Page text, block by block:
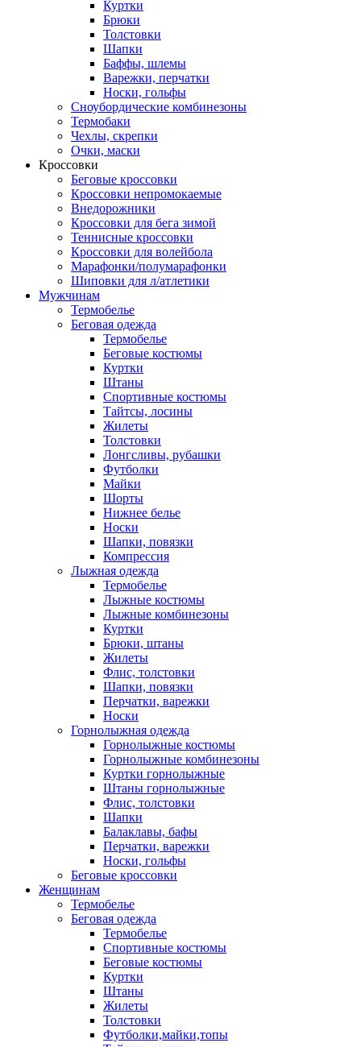
Куртки
Брюки
Толстовки
Шапки
Баффы, шлемы
Варежки, перчатки
Носки, гольфы
Сноубордические комбинезоны
Термобаки
Чехлы, скрепки
Очки, маски
Кроссовки
Беговые кроссовки
Кроссовки непромокаемые
Внедорожники
Кроссовки для бега зимой
Теннисные кроссовки
Кроссовки для волейбола
Марафонки/полумарафонки
Шиповки для л/атлетики
Мужчинам
Термобелье
Беговая одежда
Термобелье
Беговые костюмы
Куртки
Штаны
Спортивные костюмы
Тайтсы, лосины
Жилеты
Толстовки
Лонгсливы, рубашки
Футболки
Майки
Шорты
Нижнее белье
Носки
Шапки, повязки
Компрессия
Лыжная одежда
Термобелье
Лыжные костюмы
Лыжные комбинезоны
Куртки
Брюки, штаны
Жилеты
Флис, толстовки
Шапки, повязки
Перчатки, варежки
Носки
Горнолыжная одежда
Горнолыжные костюмы
Горнолыжные комбинезоны
Куртки горнолыжные
Штаны горнолыжные
Флис, толстовки
Шапки
Балаклавы, бафы
Перчатки, варежки
Носки, гольфы
Беговые кроссовки
Женщинам
Термобелье
Беговая одежда
Термобелье
Спортивные костюмы
Беговые костюмы
Куртки
Штаны
Жилеты
Толстовки
Футболки,майки,топы